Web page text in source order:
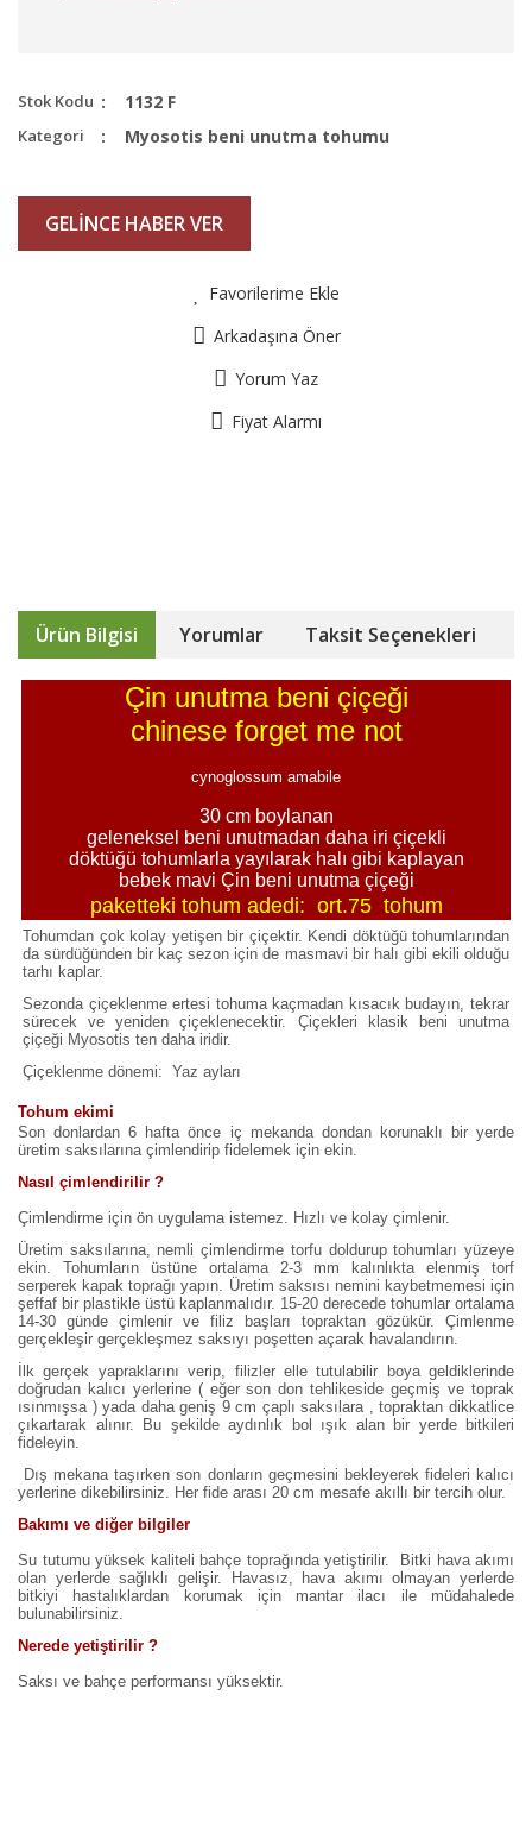
Stok Kodu 1132 F
Kategori Myosotis beni unutma tohumu
GELİNCE HABER VER
Favorilerime Ekle
Arkadaşına Öner
Yorum Yaz
Fiyat Alarmı
Ürün Bilgisi Yorumlar Taksit Seçenekleri
Çin unutma beni çiçeği
chinese forget me not
cynoglossum amabile
30 cm boylanan
geleneksel beni unutmadan daha iri çiçekli
döktüğü tohumlarla yayılarak halı gibi kaplayan
bebek mavi Çin beni unutma çiçeği
paketteki tohum adedi: ort.75 tohum
Tohumdan çok kolay yetişen bir çiçektir. Kendi döktüğü tohumlarından
da sürdüğünden bir kaç sezon için de masmavi bir halı gibi ekili olduğu
tarhı kaplar.
Sezonda çiçeklenme ertesi tohuma kaçmadan kısacık budayın, tekrar
sürecek ve yeniden çiçeklenecektir. Çiçekleri klasik beni unutma
çiçeği Myosotis ten daha iridir.
Çiçeklenme dönemi: Yaz ayları
Tohum ekimi
Son donlardan 6 hafta önce iç mekanda dondan korunaklı bir yerde
üretim saksılarına çimlendirip fidelemek için ekin.
Nasıl çimlendirilir ?
Çimlendirme için ön uygulama istemez. Hızlı ve kolay çimlenir.
Üretim saksılarına, nemli çimlendirme torfu doldurup tohumları yüzeye
ekin. Tohumların üstüne ortalama 2-3 mm kalınlıkta elenmiş torf
serperek kapak toprağı yapın. Üretim saksısı nemini kaybetmemesi için
şeffaf bir plastikle üstü kaplanmalıdır. 15-20 derecede tohumlar ortalama
14-30 günde çimlenir ve filiz başları topraktan gözükür. Çimlenme
gerçekleşir gerçekleşmez saksıyı poşetten açarak havalandırın.
İlk gerçek yapraklarını verip, filizler elle tutulabilir boya geldiklerinde
doğrudan kalıcı yerlerine ( eğer son don tehlikeside geçmiş ve toprak
ısınmışsa ) yada daha geniş 9 cm çaplı saksılara , topraktan dikkatlice
çıkartarak alınır. Bu şekilde aydınlık bol ışık alan bir yerde bitkileri
fideleyin.
Dış mekana taşırken son donların geçmesini bekleyerek fideleri kalıcı
yerlerine dikebilirsiniz. Her fide arası 20 cm mesafe akıllı bir tercih olur.
Bakımı ve diğer bilgiler
Su tutumu yüksek kaliteli bahçe toprağında yetiştirilir. Bitki hava akımı
olan yerlerde sağlıklı gelişir. Havasız, hava akımı olmayan yerlerde
bitkiyi hastalıklardan korumak için mantar ilacı ile müdahalede
bulunabilirsiniz.
Nerede yetiştirilir ?
Saksı ve bahçe performansı yüksektir.